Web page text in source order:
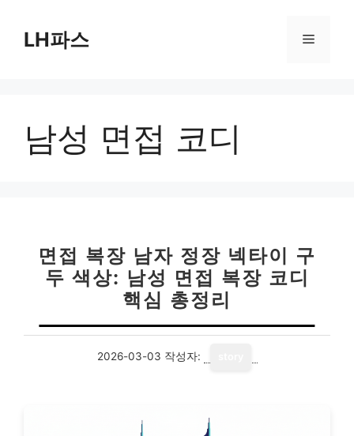
LH파스 메
남성 면접 코디
면접 복장 남자 정장 넥타이 구
두 색상: 남성 면접 복장 코디
핵심 총정리
2026-03-03 작성자: